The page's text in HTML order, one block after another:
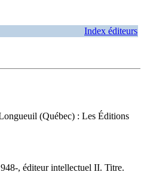
Index éditeurs
(Québec) : Les Éditions
, éditeur intellectuel II. Titre.